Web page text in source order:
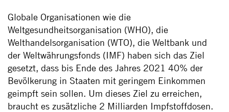
Globale Organisationen wie die
Weltgesundheitsorganisation (WHO), die
Welthandelsorganisation (WTO), die Weltbank und
der Weltwährungsfonds (IMF) haben sich das Ziel
gesetzt, dass bis Ende des Jahres 2021 40% der
Bevölkerung in Staaten mit geringem Einkommen
geimpft sein sollen. Um dieses Ziel zu erreichen,
braucht es zusätzliche 2 Milliarden Impfstoffdosen.